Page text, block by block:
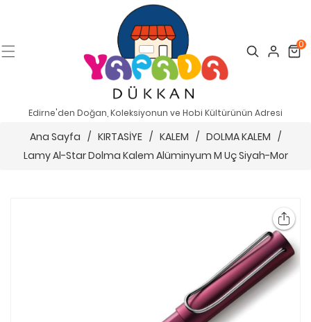
Search Cart
0
Edirne'den Doğan, Koleksiyonun ve Hobi Kültürünün Adresi
Ana Sayfa / KIRTASİYE / KALEM / DOLMA KALEM /
Lamy Al-Star Dolma Kalem Alüminyum M Uç Siyah-Mor